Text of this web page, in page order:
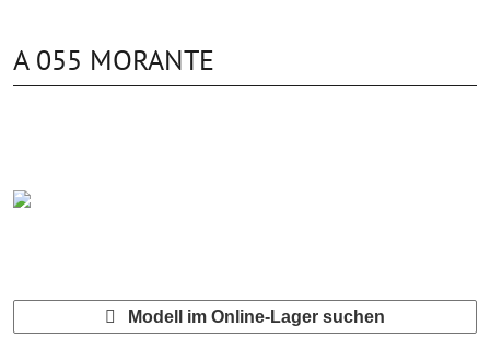
A 055 MORANTE
Modell im Online-Lager suchen